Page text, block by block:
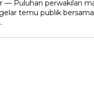
— Puluhan perwakilan
temu publik